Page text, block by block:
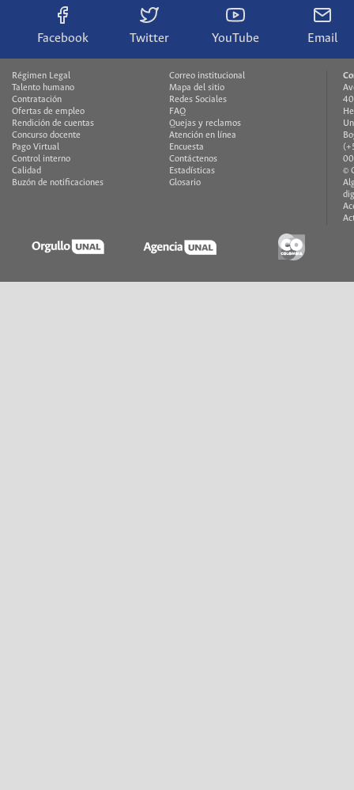
Facebook Twitter YouTube Email
Régimen Legal
Talento humano
Contratación
Ofertas de empleo
Rendición de cuentas
Concurso docente
Pago Virtual
Control interno
Calidad
Buzón de notificaciones
Correo institucional
Mapa del sitio
Redes Sociales
FAQ
Quejas y reclamos
Atención en línea
Encuesta
Contáctenos
Estadísticas
Glosario
©